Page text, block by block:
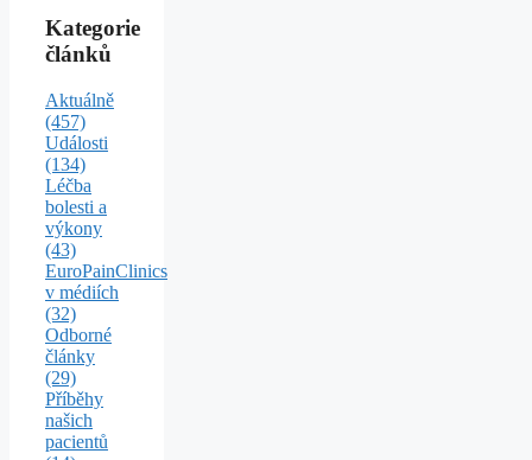
Kategorie
článků
Aktuálně
(457)
Události
(134)
Léčba
bolesti a
výkony
(43)
EuroPainClinics
v médiích
(32)
Odborné
články
(29)
Příběhy
našich
pacientů